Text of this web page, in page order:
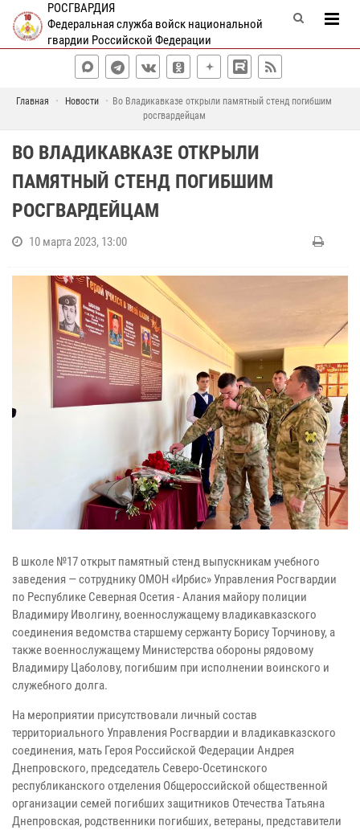
РОСГВАРДИЯ
Федеральная служба войск национальной
гвардии Российской Федерации
Главная Новости
Во Владикавказе открыли памятный стенд погибшим
росгвардейцам
ВО ВЛАДИКАВКАЗЕ ОТКРЫЛИ
ПАМЯТНЫЙ СТЕНД ПОГИБШИМ
РОСГВАРДЕЙЦАМ
10 марта 2023, 13:00
В школе №17 открыт памятный стенд выпускникам учебного
заведения — сотруднику ОМОН «Ирбис» Управления Росгвардии
по Республике Северная Осетия - Алания майору полиции
Владимиру Иволгину, военнослужащему владикавказского
соединения ведомства старшему сержанту Борису Торчинову, а
также военнослужащему Министерства обороны рядовому
Владимиру Цаболову, погибшим при исполнении воинского и
служебного долга.
На мероприятии присутствовали личный состав
территориального Управления Росгвардии и владикавказского
соединения, мать Героя Российской Федерации Андрея
Днепровского, председатель Северо-Осетинского
республиканского отделения Общероссийской общественной
организации семей погибших защитников Отечества Татьяна
Днепровская, родственники погибших, ветераны, представители